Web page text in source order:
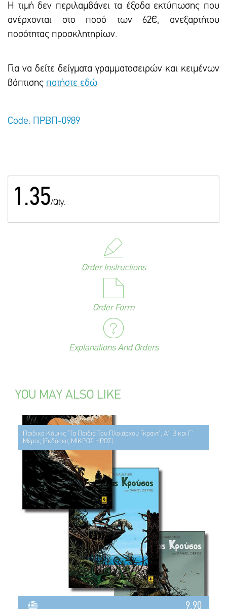
Η τιμή δεν περιλαμβάνει τα έξοδα εκτύπωσης που
ανέρχονται στο ποσό των 62€, ανεξαρτήτου
ποσότητας προσκλητηρίων.
Για να δείτε δείγματα γραμματοσειρών και κειμένων
βάπτισης πατήστε εδώ
Code: ΠΡΒΠ-0989
1.35/Qty.
Order Instructions
Order Form
Explanations And Orders
YOU MAY ALSO LIKE
Παιδικό Κόμικς "Τα Παιδιά Του Πλοιάρχου Γκραντ", Α', Β'και Γ'
Μέρος (Εκδόσεις ΜΙΚΡΟΣ ΗΡΩΣ)
9.90